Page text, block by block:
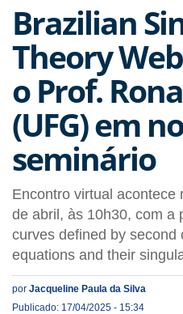
Brazilian
Theory
o Prof.
(UFG) em
seminário
Encontro virtual acontece
de abril, às 10h30, com a
curves defined by second
equations and their
por Jacqueline Paula da Silva
Publicado: 17/04/2025 - 15:34